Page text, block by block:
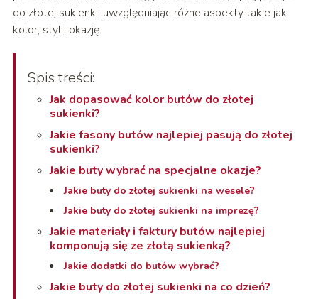
do złotej sukienki, uwzględniając różne aspekty takie jak
kolor, styl i okazję.
Spis treści:
Jak dopasować kolor butów do złotej
sukienki?
Jakie fasony butów najlepiej pasują do złotej
sukienki?
Jakie buty wybrać na specjalne okazje?
Jakie buty do złotej sukienki na wesele?
Jakie buty do złotej sukienki na imprezę?
Jakie materiały i faktury butów najlepiej
komponują się ze złotą sukienką?
Jakie dodatki do butów wybrać?
Jakie buty do złotej sukienki na co dzień?